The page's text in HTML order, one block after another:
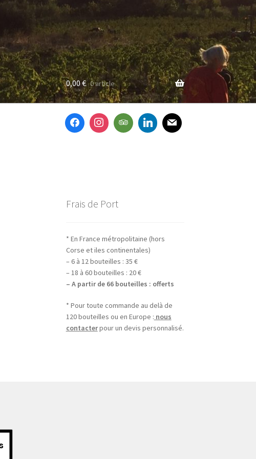
0,00€ 0 article
Frais de Port
* En France métropolitaine (hors
Corse et iles continentales)
– 6 à 12 bouteilles : 35 €
– 18 à 60 bouteilles : 20 €
– A partir de 66 bouteilles : offerts
* Pour toute commande au delà de
120 bouteilles ou en Europe : nous
contacterpour un devis personnalisé.